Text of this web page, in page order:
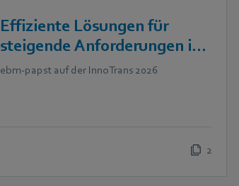
Effiziente Lösungen für
steigende Anforderungen in
der Bahntechnik
ebm‑papst auf der InnoTrans 2026
2